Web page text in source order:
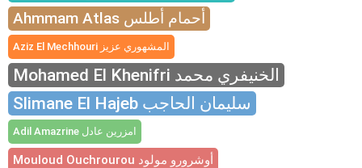
Ahmmam Atlas أحمام أطلس
Aziz El Mechhouri المشهوري عزيز
Mohamed El Khenifri الخنيفري محمد
Slimane El Hajeb سليمان الحاجب
Adil Amazrine امزرين عادل
Mouloud Ouchrourou أوشرورو مولود